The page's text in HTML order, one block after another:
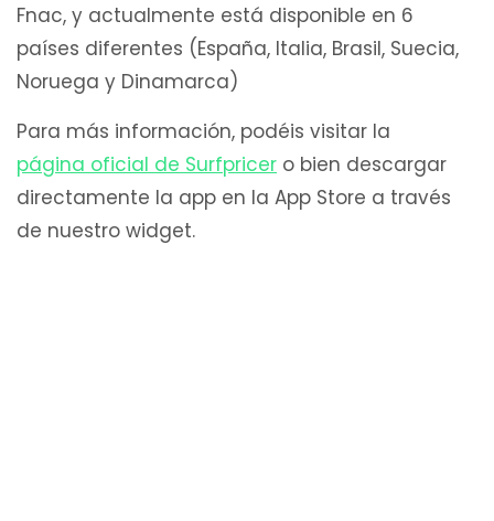
Fnac, y actualmente está disponible en 6
países diferentes (España, Italia, Brasil, Suecia,
Noruega y Dinamarca)
Para más información, podéis visitar la
página oficial de Surfpricer o bien descargar
directamente la app en la App Store a través
de nuestro widget.